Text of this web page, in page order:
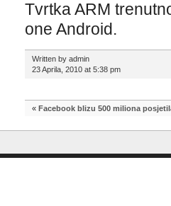
Tvrtka ARM
one Android.
Written by admin
23 Aprila, 2010 at 5:38 pm
« Facebook blizu 500 miliona